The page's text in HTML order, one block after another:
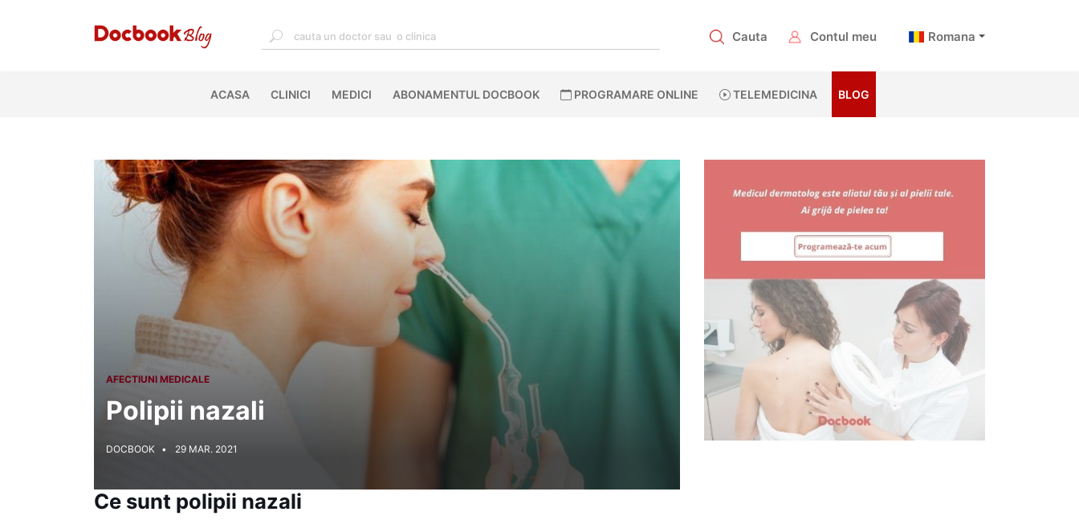
Cauta Contul meu Romana
ACASA(CURRENT)
CLINICI MEDICI ABONAMENTUL DOCBOOK PROGRAMARE ONLINE TELEMEDICINA BLOG
AFECTIUNI MEDICALE
Polipii nazali
DOCBOOK 29 MAR. 2021
Ce sunt polipii nazali